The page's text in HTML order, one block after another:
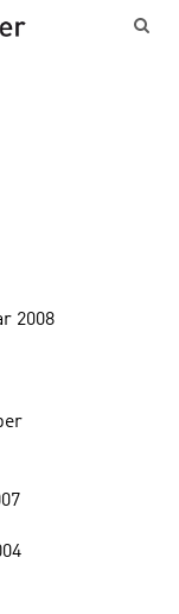
2008